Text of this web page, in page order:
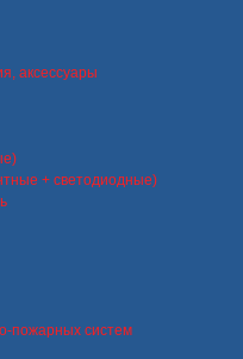
аксессуары
+ светодиодные)
пожарных систем